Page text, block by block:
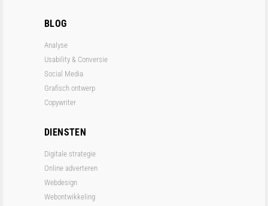
BLOG
Analyse
Usability & Conversie
Social Media
Grafisch ontwerp
Copywriter
DIENSTEN
Digitale strategie
Online adverteren
Webdesign
Webontwikkeling